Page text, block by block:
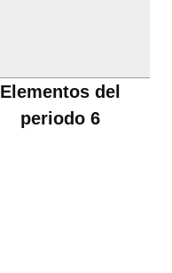
Elementos del
periodo 6